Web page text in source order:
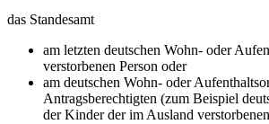
das Standesamt
am letzten deutschen Wohn- oder
verstorbenen Person oder
am deutschen Wohn- oder
Antragsberechtigten (zum Beispiel
der Kinder der im Ausland